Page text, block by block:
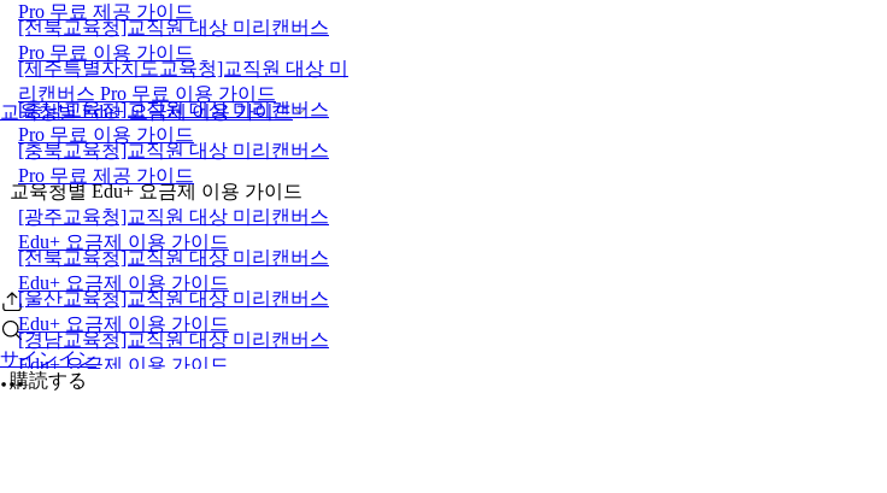
교육청별 Edu+ 요금제 이용 가이드
サインイン
Pro 무료 제공 가이드
[전북교육청]교직원 대상 미리캔버스
Pro 무료 이용 가이드
[제주특별자치도교육청]교직원 대상 미
리캔버스 Pro 무료 이용 가이드
[충남교육청]교직원 대상 미리캔버스
Pro 무료 이용 가이드
[충북교육청]교직원 대상 미리캔버스
Pro 무료 제공 가이드
교육청별 Edu+ 요금제 이용 가이드
[광주교육청]교직원 대상 미리캔버스
Edu+ 요금제 이용 가이드
[전북교육청]교직원 대상 미리캔버스
Edu+ 요금제 이용 가이드
[울산교육청]교직원 대상 미리캔버스
Edu+ 요금제 이용 가이드
[경남교육청]교직원 대상 미리캔버스
Edu+ 요금제 이용 가이드
購読する